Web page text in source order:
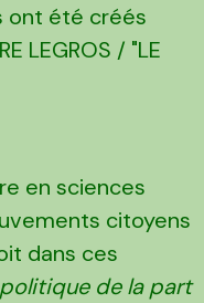
ont été créés
LEGROS / "LE
en sciences
citoyens
dans ces
de la part